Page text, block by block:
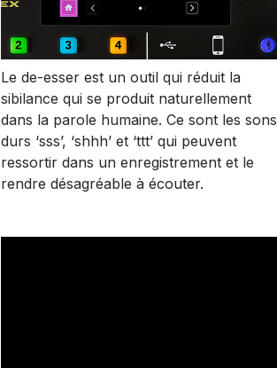
Le de-esser est un outil qui réduit la
sibilance qui se produit naturellement
dans la parole humaine. Ce sont les sons
durs ‘sss’, ‘shhh’ et ‘ttt’ qui peuvent
ressortir dans un enregistrement et le
rendre désagréable à écouter.